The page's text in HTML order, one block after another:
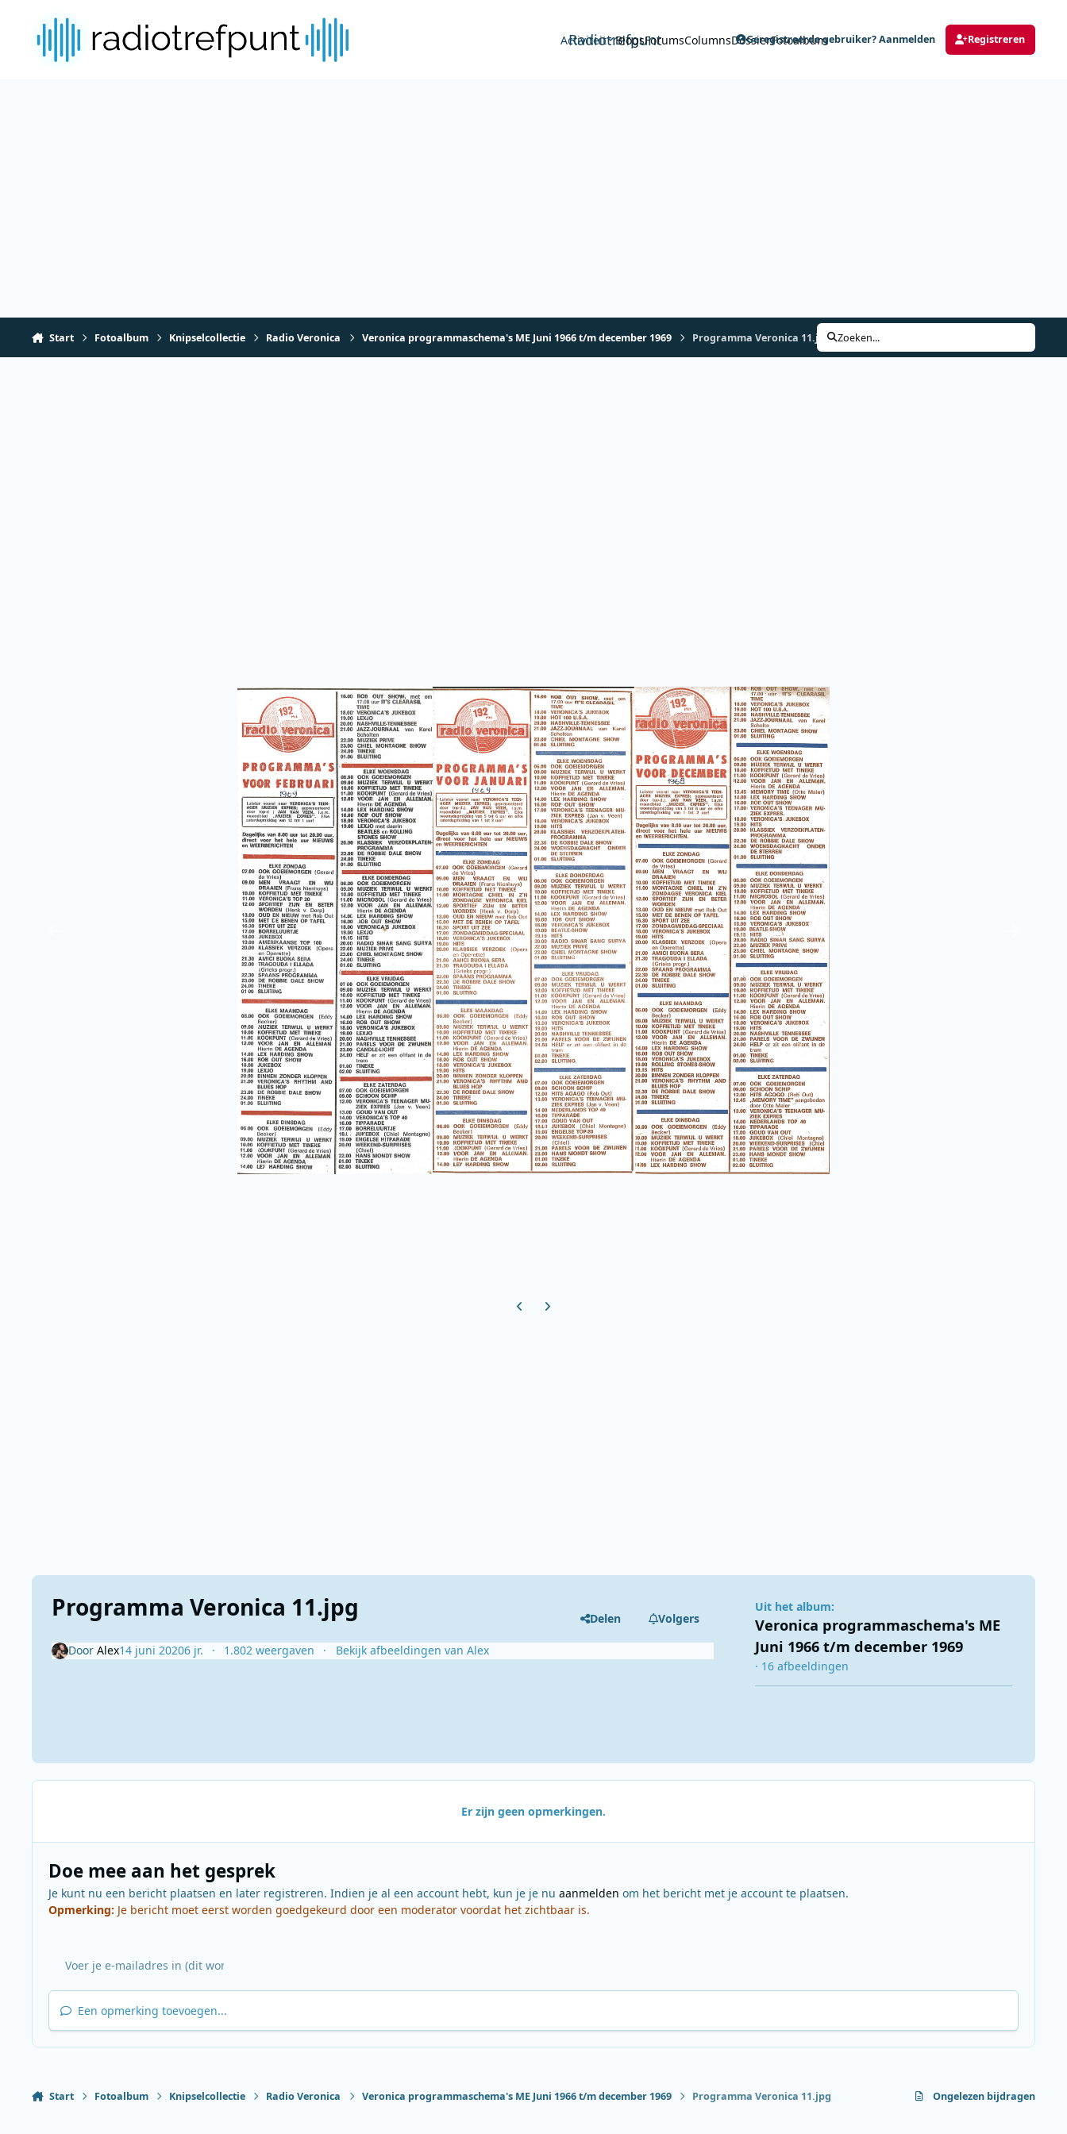
Radiotrefpunt
Activiteit BlogsForumsColumnsDossierFotoalbum
Geregistreerde gebruiker? Aanmelden Registreren
Start Fotoalbum Knipselcollectie Radio Veronica Veronica programmaschema's ME Juni 1966 t/m december 1969 Programma Veronica 11.jpg Zoeken...
Previous carousel slide
Next carousel slide
Programma Veronica 11.jpg Delen Volgers
Door Alex14 juni 20206 jr. 1.802 weergaven Bekijk afbeeldingen van Alex
Uit het album:
Veronica programmaschema's ME
Juni 1966 t/m december 1969
· 16 afbeeldingen
Er zijn geen opmerkingen.
Doe mee aan het gesprek
Je kunt nu een bericht plaatsen en later registreren. Indien je al een account hebt, kun je je nu aanmelden om het bericht met je account te plaatsen.
Opmerking: Je bericht moet eerst worden goedgekeurd door een moderator voordat het zichtbaar is.
Een opmerking toevoegen...
Start Fotoalbum Knipselcollectie Radio Veronica Veronica programmaschema's ME Juni 1966 t/m december 1969 Programma Veronica 11.jpg Ongelezen bijdragen